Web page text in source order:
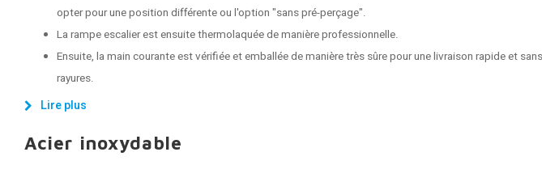
opter pour une position différente ou l'option "sans pré-perçage".
La rampe escalier est ensuite thermolaquée de manière professionnelle.
Ensuite, la main courante est vérifiée et emballée de manière très sûre pour une livraison rapide et sans
rayures.
Lire plus
Acier inoxydable